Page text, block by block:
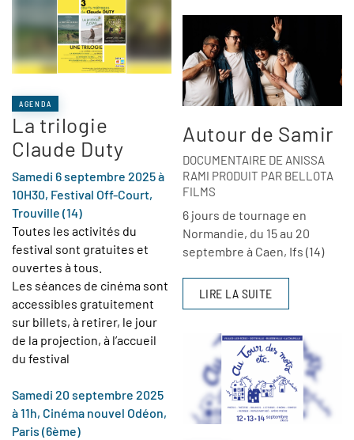
AGENDA
La trilogie
Claude Duty
Samedi 6 septembre 2025 à
10H30, Festival Off-Court,
Trouville (14)
Toutes les activités du
festival sont gratuites et
ouvertes à tous.
Les séances de cinéma sont
accessibles gratuitement
sur billets, à retirer, le jour
de la projection, à l’accueil
du festival
Samedi 20 septembre 2025
à 11h, Cinéma nouvel Odéon,
Paris (6ème)
Autour de Samir
DOCUMENTAIRE DE ANISSA
RAMI PRODUIT PAR BELLOTA
FILMS
6 jours de tournage en
Normandie, du 15 au 20
septembre à Caen, Ifs (14)
LIRE LA SUITE